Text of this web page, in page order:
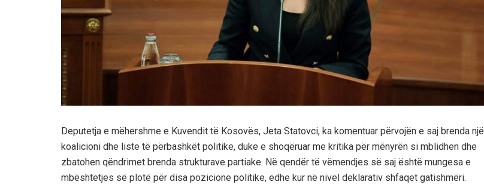
Deputetja e mëhershme e Kuvendit të Kosovës, Jeta Statovci, ka komentuar përvojën e saj brenda një
koalicioni dhe liste të përbashkët politike, duke e shoqëruar me kritika për mënyrën si mblidhen dhe
zbatohen qëndrimet brenda strukturave partiake. Në qendër të vëmendjes së saj është mungesa e
mbështetjes së plotë për disa pozicione politike, edhe kur në nivel deklarativ shfaqet gatishmëri.